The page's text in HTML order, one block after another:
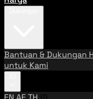
Bantuan & Dukungan
untuk Kami